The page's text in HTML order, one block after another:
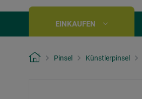
EINKAUFEN
Pinsel Künstlerpinsel